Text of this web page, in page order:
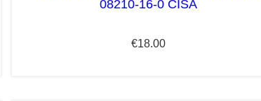
08210-16-0 CISA
€18.00